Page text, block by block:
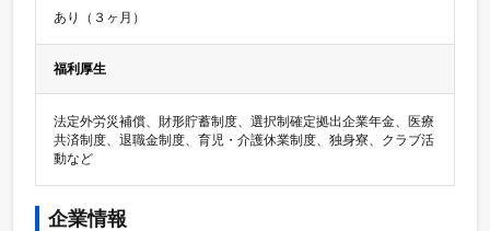
あり（３ヶ月）
福利厚生
法定外労災補償、財形貯蓄制度、選択制確定拠出企業年⾦、医療
共済制度、退職⾦制度、育児・介護休業制度、独⾝寮、クラブ活
動など
企業情報